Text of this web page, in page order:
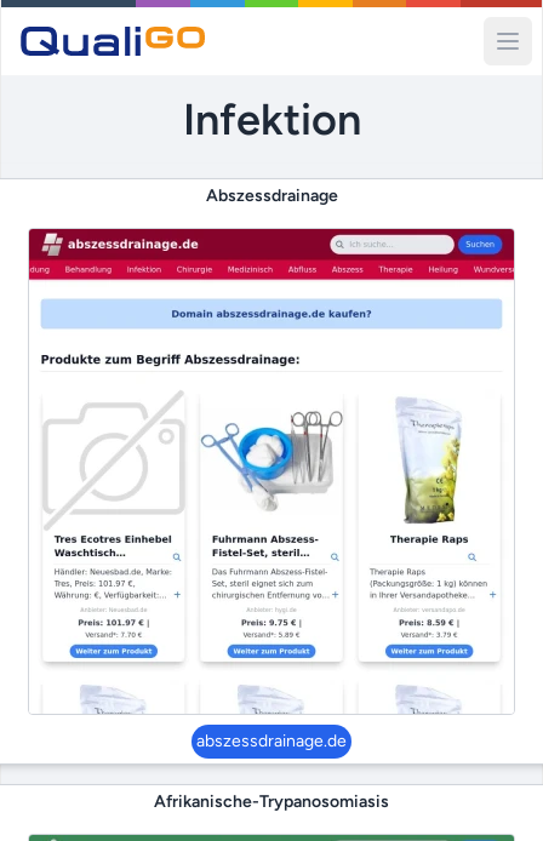
Infektion
Abszessdrainage
abszessdrainage.de
Afrikanische-Trypanosomiasis